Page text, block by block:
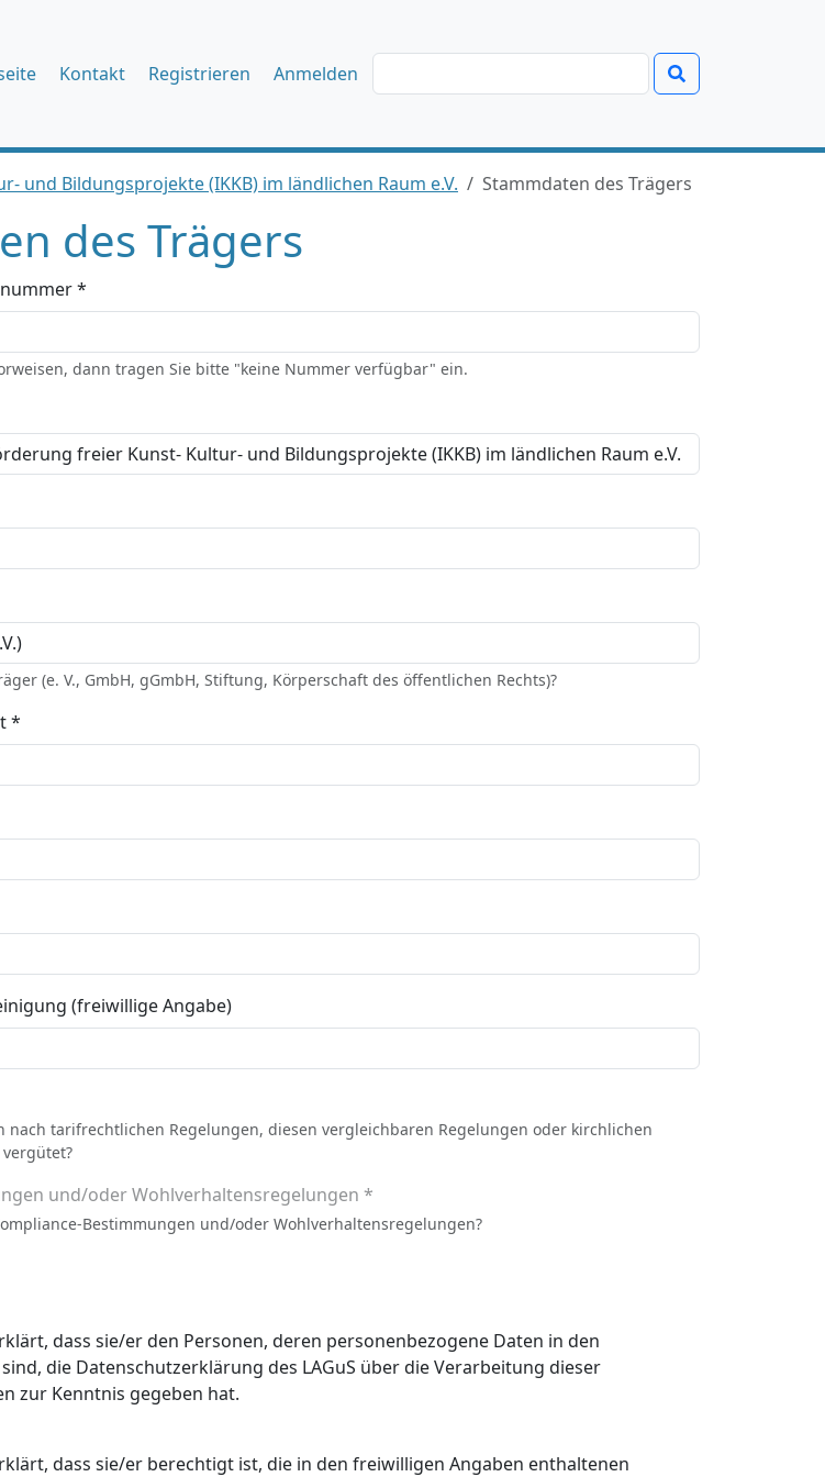
Kontakt Registrieren Anmelden
und Bildungsprojekte (IKKB) im ländlichen Raum e.V. Stammdaten des Trägers
des Trägers
*
dann tragen Sie bitte "keine Nummer verfügbar" ein.
(e. V., GmbH, gGmbH, Stiftung, Körperschaft des öffentlichen Rechts)?
*
(freiwillige Angabe)
nach tarifrechtlichen Regelungen, diesen vergleichbaren Regelungen oder kirchlichen
und/oder Wohlverhaltensregelungen *
Bestimmungen und/oder Wohlverhaltensregelungen?
dass sie/er den Personen, deren personenbezogene Daten in den
personenbezogenen Daten zur Kenntnis gegeben hat.
dass sie/er berechtigt ist, die in den freiwilligen Angaben enthaltenen